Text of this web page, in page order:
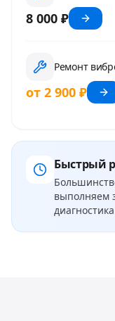
8 000 ₽
Ремонт
от 2 900 ₽
Быстрый
выполняем